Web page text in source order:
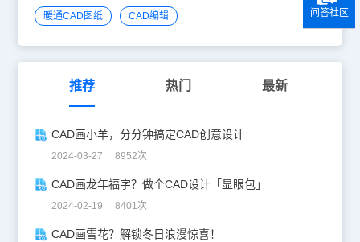
暖通CAD图纸 CAD编辑
推荐 热门 最新
CAD画小羊，分分钟搞定CAD创意设计
2024-03-27 8952次
CAD画龙年福字？做个CAD设计「显眼包」
2024-02-19 8401次
CAD画雪花？解锁冬日浪漫惊喜！
问答社区